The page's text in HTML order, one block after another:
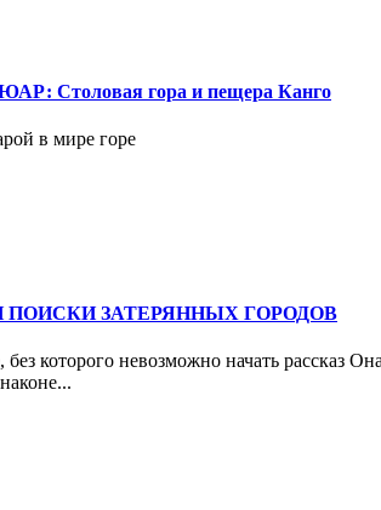
Столовая гора и пещера Канго
в мире горе
ПОИСКИ ЗАТЕРЯННЫХ ГОРОДОВ
которого невозможно начать рассказ